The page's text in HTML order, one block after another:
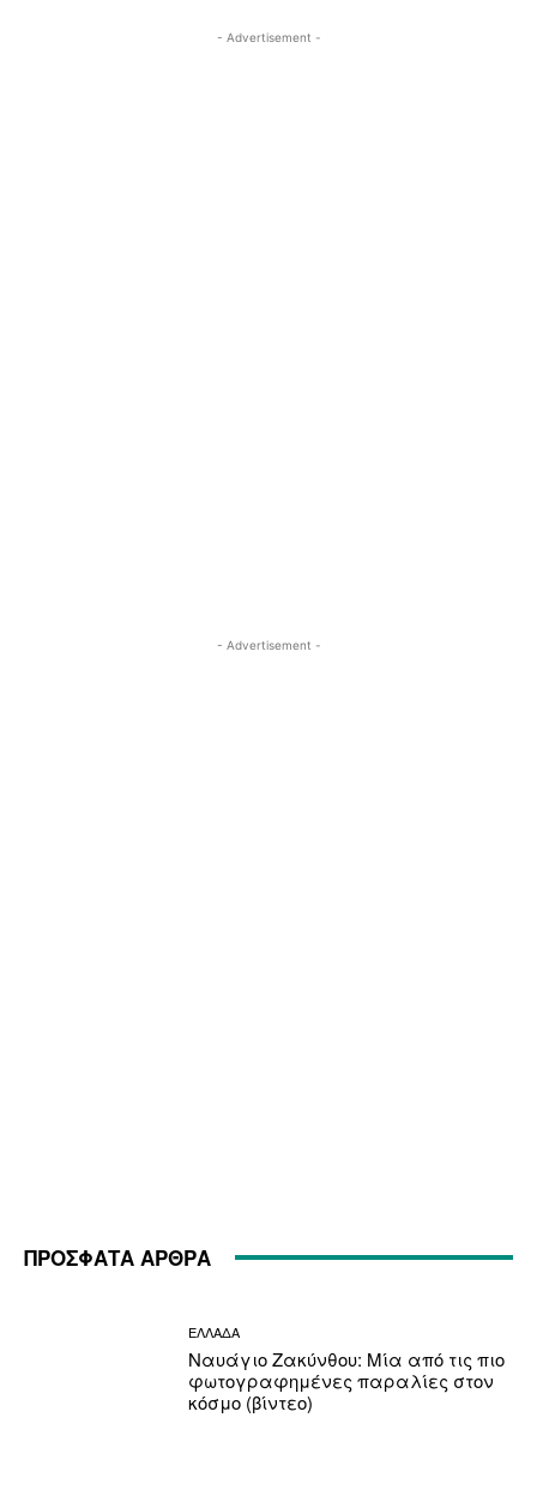
- Advertisement -
- Advertisement -
ΠΡΟΣΦΑΤΑ ΑΡΘΡΑ
ΕΛΛΑΔΑ
Ναυάγιο Ζακύνθου: Μία από τις πιο
φωτογραφημένες παραλίες στον
κόσμο (βίντεο)